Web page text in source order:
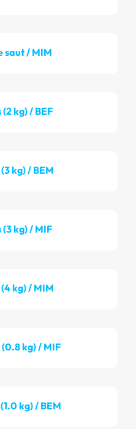
saut / MIM
(2 kg) / BEF
kg) / BEM
(3 kg) / MIF
kg) / MIM
kg) / MIF
kg) / BEM